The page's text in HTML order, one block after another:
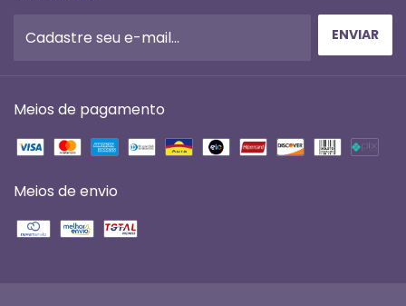
Meios de pagamento
Meios de envio